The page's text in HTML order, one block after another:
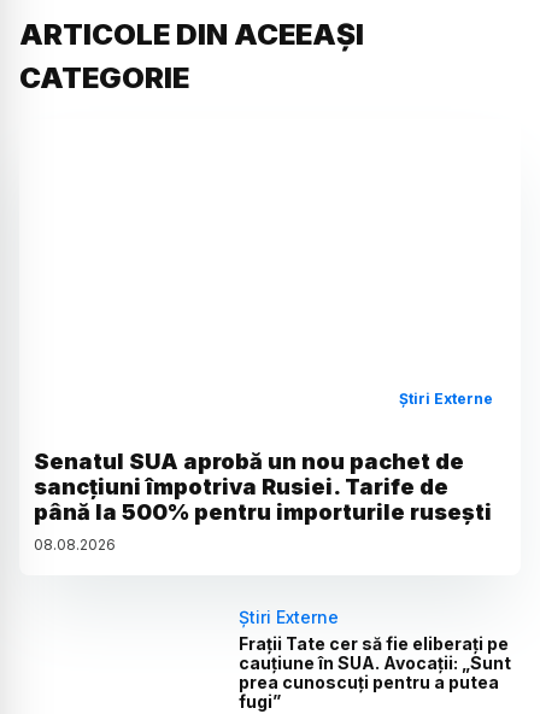
ARTICOLE DIN ACEEAȘI
CATEGORIE
Știri Externe
Senatul SUA aprobă un nou pachet de
sancțiuni împotriva Rusiei. Tarife de
până la 500% pentru importurile rusești
08.08.2026
Știri Externe
Frații Tate cer să fie eliberați pe
cauțiune în SUA. Avocații: „Sunt
prea cunoscuți pentru a putea
fugi”